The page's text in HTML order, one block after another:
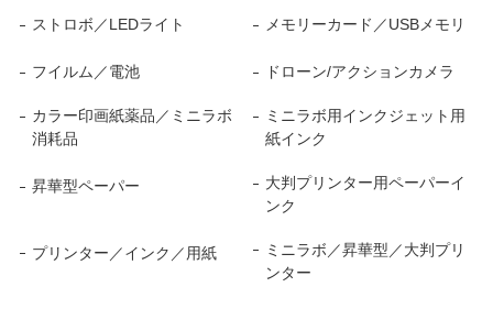
ストロボ／LEDライト メモリーカード／USBメモリ
フイルム／電池 ドローン/アクションカメラ
カラー印画紙薬品／ミニラボ
消耗品
ミニラボ用インクジェット用
紙インク
昇華型ペーパー
大判プリンター用ペーパーイ
ンク
プリンター／インク／用紙
ミニラボ／昇華型／大判プリ
ンター